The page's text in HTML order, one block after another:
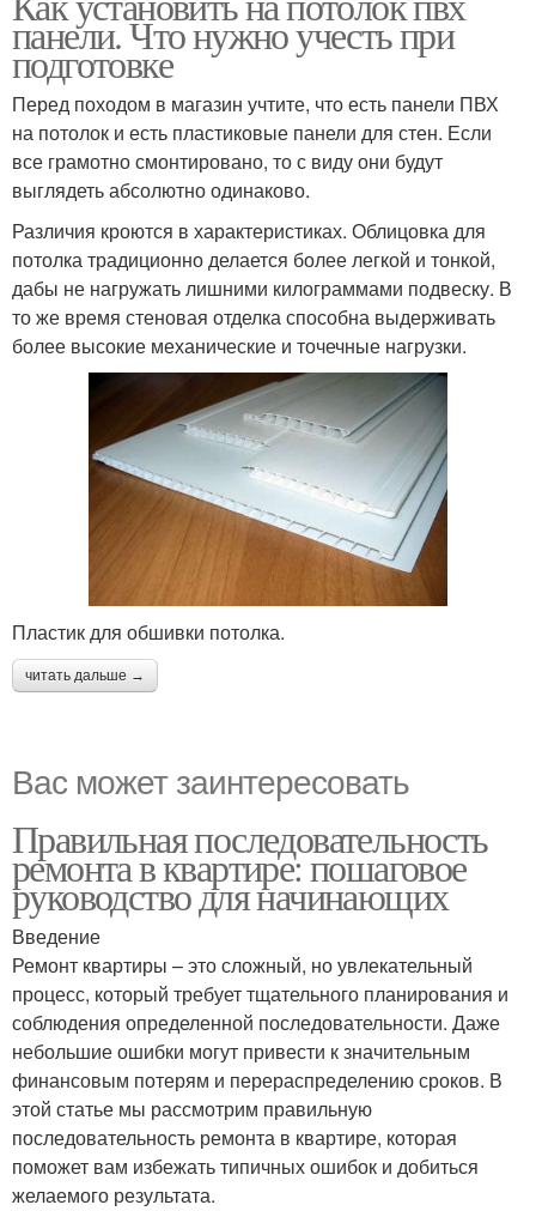
панели. Что нужно учесть при
подготовке
Перед походом в магазин учтите, что есть панели ПВХ
на потолок и есть пластиковые панели для стен. Если
все грамотно смонтировано, то с виду они будут
выглядеть абсолютно одинаково.
Различия кроются в характеристиках. Облицовка для
потолка традиционно делается более легкой и тонкой,
дабы не нагружать лишними килограммами подвеску. В
то же время стеновая отделка способна выдерживать
более высокие механические и точечные нагрузки.
Пластик для обшивки потолка.
читать дальше →
Вас может заинтересовать
Правильная последовательность
ремонта в квартире: пошаговое
руководство для начинающих
Введение
Ремонт квартиры – это сложный, но увлекательный
процесс, который требует тщательного планирования и
соблюдения определенной последовательности. Даже
небольшие ошибки могут привести к значительным
финансовым потерям и перераспределению сроков. В
этой статье мы рассмотрим правильную
последовательность ремонта в квартире, которая
поможет вам избежать типичных ошибок и добиться
желаемого результата.